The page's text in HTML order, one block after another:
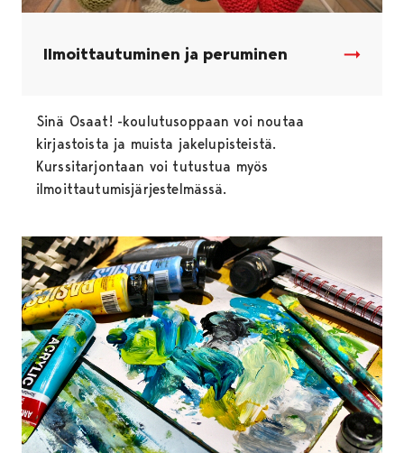
Ilmoittautuminen ja peruminen
Sinä Osaat! -koulutusoppaan voi noutaa
kirjastoista ja muista jakelupisteistä.
Kurssitarjontaan voi tutustua myös
ilmoittautumisjärjestelmässä.